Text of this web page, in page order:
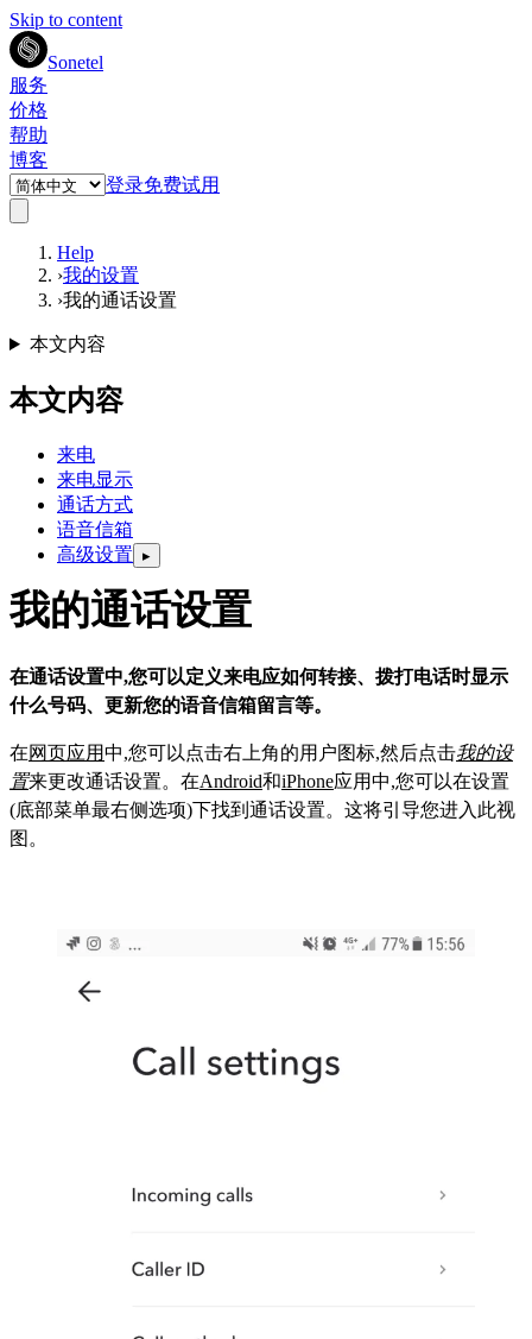
Skip to content
Sonetel
服务
价格
帮助
博客
登录免费试用
Help
›我的设置
›我的通话设置
本文内容
本文内容
来电
来电显示
通话方式
语音信箱
高级设置 ▸
我的通话设置
在通话设置中,您可以定义来电应如何转接、拨打电话时显示
什么号码、更新您的语音信箱留言等。
在网页应用中,您可以点击右上角的用户图标,然后点击我的设
置来更改通话设置。在Android和iPhone应用中,您可以在设置
(底部菜单最右侧选项)下找到通话设置。这将引导您进入此视
图。